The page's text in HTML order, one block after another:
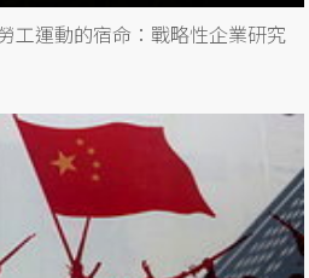
工運動的宿命：戰略性企業研究